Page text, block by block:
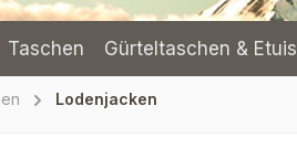
Taschen Gürteltaschen & Etuis
Lodenjacken